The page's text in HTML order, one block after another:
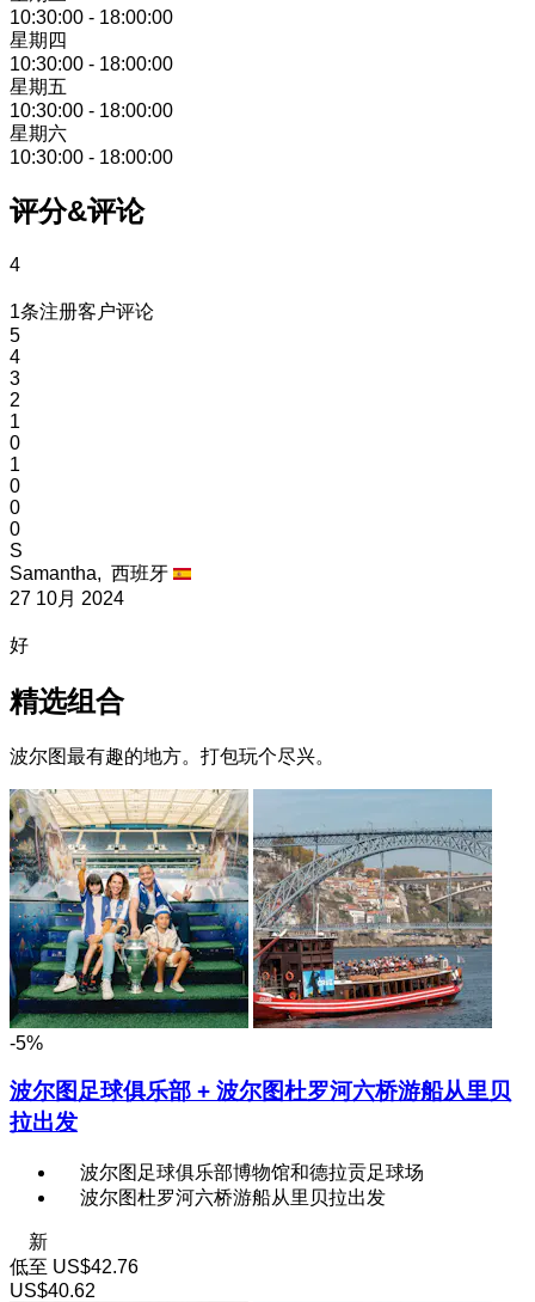
10:30:00 - 18:00:00
星期四
10:30:00 - 18:00:00
星期五
10:30:00 - 18:00:00
星期六
10:30:00 - 18:00:00
评分&评论
4
1条注册客户评论
5
4
3
2
1
0
1
0
0
0
S
Samantha, 西班牙
27 10月 2024
好
精选组合
波尔图最有趣的地方。打包玩个尽兴。
-5%
波尔图足球俱乐部 + 波尔图杜罗河六桥游船从里贝
拉出发
波尔图足球俱乐部博物馆和德拉贡足球场
波尔图杜罗河六桥游船从里贝拉出发
新
低至 US$42.76
US$40.62